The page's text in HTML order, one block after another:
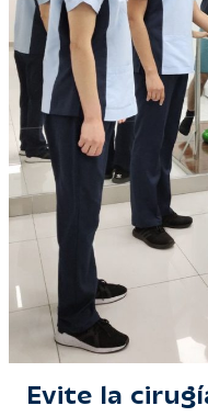
Evite la